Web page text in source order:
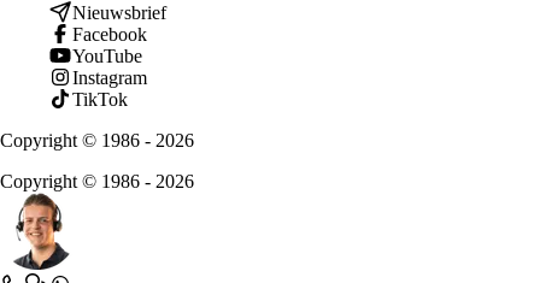
Nieuwsbrief
Facebook
YouTube
Instagram
TikTok
Copyright © 1986 - 2026
Copyright © 1986 - 2026